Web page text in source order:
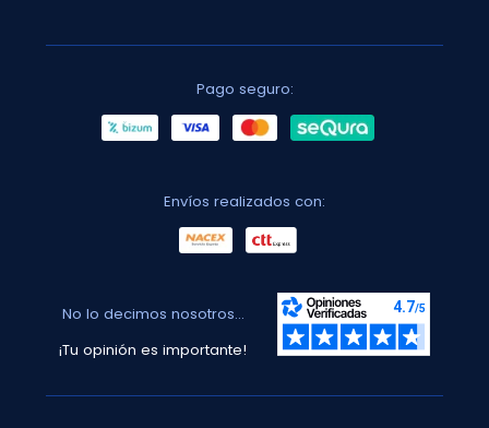
Pago seguro:
Envíos realizados con:
No lo decimos nosotros...
¡Tu opinión es importante!